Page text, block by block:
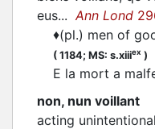
eus... Ann Lond
♦(pl.) men of
( 1184; MS: s.xiiiex )
E la mort a
non, nun voillant
acting